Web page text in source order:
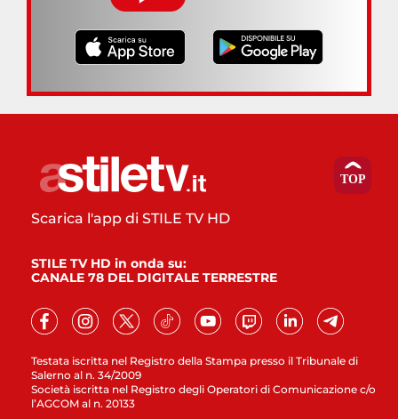
Testata iscritta nel Registro della Stampa presso il Tribunale di
Salerno al n. 34/2009
Società iscritta nel Registro degli Operatori di Comunicazione c/o
l’AGCOM al n. 20133
Scarica l'app di STILE TV HD
STILE TV HD in onda su:
CANALE 78 DEL DIGITALE TERRESTRE